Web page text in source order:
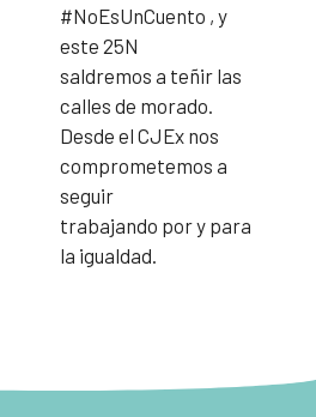
#NoEsUnCuento , y
este 25N
saldremos a teñir las
calles de morado.
Desde el CJEx nos
comprometemos a
seguir
trabajando por y para
la igualdad.